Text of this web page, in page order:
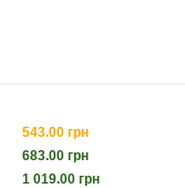
543.00 грн
683.00 грн
1 019.00 грн